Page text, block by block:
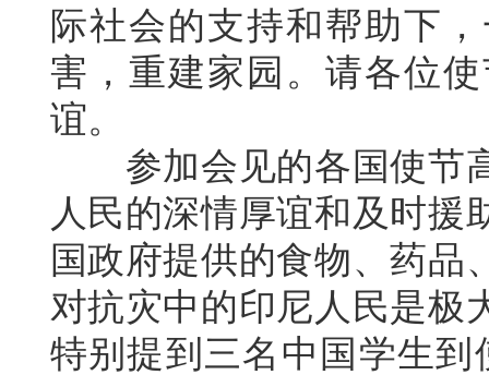
际社会的支持和帮助下
害，重建家园。请各位
谊。
参加会见的各国使节高
人民的深情厚谊和及时援
国政府提供的食物、药品
对抗灾中的印尼人民是极
特别提到三名中国学生到